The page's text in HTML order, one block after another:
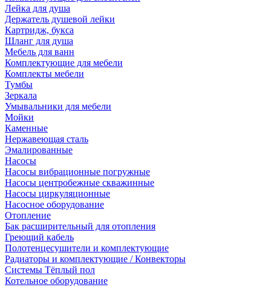
Лейка для душа
Держатель душевой лейки
Картридж, букса
Шланг для душа
Мебель для ванн
Комплектующие для мебели
Комплекты мебели
Тумбы
Зеркала
Умывальники для мебели
Мойки
Каменные
Нержавеющая сталь
Эмалированные
Насосы
Насосы вибрационные погружные
Насосы центробежные скважинные
Насосы циркуляционные
Насосное оборудование
Отопление
Бак расширительный для отопления
Греющий кабель
Полотенцесушители и комплектующие
Радиаторы и комплектующие / Конвекторы
Системы Тёплый пол
Котельное оборудование